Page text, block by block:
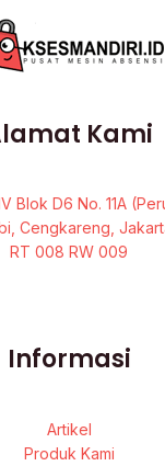
Kami
Blok D6 No. 11A
Cengkareng,
RT 008 RW 009
Informasi
Artikel
Produk Kami